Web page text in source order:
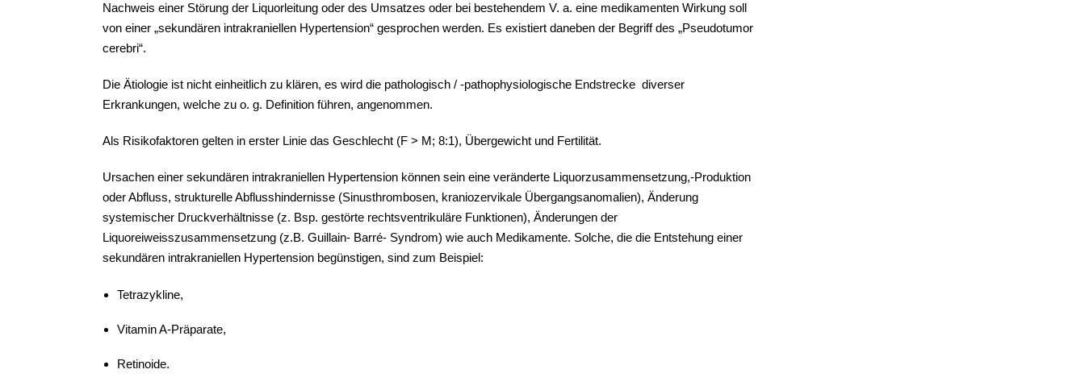
Nachweis einer Störung der Liquorleitung oder des Umsatzes oder bei bestehendem V. a. eine medikamenten Wirkung soll
von einer „sekundären intrakraniellen Hypertension“ gesprochen werden. Es existiert daneben der Begriff des „Pseudotumor
cerebri“.
Die Ätiologie ist nicht einheitlich zu klären, es wird die pathologisch / -pathophysiologische Endstrecke diverser
Erkrankungen, welche zu o. g. Definition führen, angenommen.
Als Risikofaktoren gelten in erster Linie das Geschlecht (F > M; 8:1), Übergewicht und Fertilität.
Ursachen einer sekundären intrakraniellen Hypertension können sein eine veränderte Liquorzusammensetzung,-Produktion
oder Abfluss, strukturelle Abflusshindernisse (Sinusthrombosen, kraniozervikale Übergangsanomalien), Änderung
systemischer Druckverhältnisse (z. Bsp. gestörte rechtsventrikuläre Funktionen), Änderungen der
Liquoreiweisszusammensetzung (z.B. Guillain- Barré- Syndrom) wie auch Medikamente. Solche, die die Entstehung einer
sekundären intrakraniellen Hypertension begünstigen, sind zum Beispiel:
Tetrazykline,
Vitamin A-Präparate,
Retinoide.